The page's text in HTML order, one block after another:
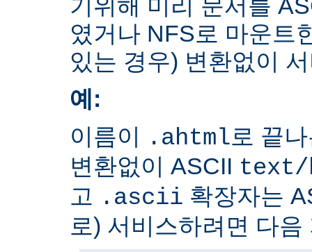
기위해 미리 문서를
였거나 NFS로 마운트
있는 경우) 변환없이
예:
이름이 .ahtml로 끝
변환없이 ASCII text/
고 .ascii 확장자는
로) 서비스하려면 다